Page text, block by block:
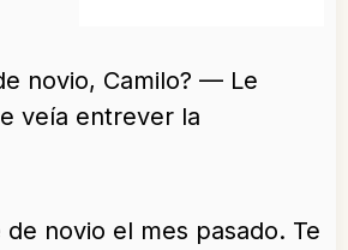
novio, Camilo? — Le
veía entrever la
novio el mes pasado. Te